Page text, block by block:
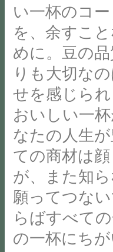
ェ
#
南
魚
沼
市
#
複
合
施
設
#
南
魚
沼
曜
@cream_sugar_stand
カ
フ
ェ
@yomogi_stand
よ
も
ぎ
蒸
し
@whitening_stand
セ
ル
フ
｜
STAND
】
949-
6680
新
潟
県
南
魚
沼
市
六
日
す。
応
援
ど
う
ぞ
よ
ろ
し
く
お
願
い
し
ま
さ
も、
白
身
の
切
れ
味
も
違
い
ま
す。
そ
れ
ー
の
香
り
色
ん
な
時
期
や
さ
ま
ざ
ま
な
い一杯のコ
を、余すこ
めに。豆の
りも大切な
せを感じられ
おいしい一
なたの人生
ての商材は
が、また知
願ってつな
らばすべて
の一杯にちが
ィ
ラ
ミ
ス
に
使
用
す
る
エ
ス
プ
レ
ッ
ソ